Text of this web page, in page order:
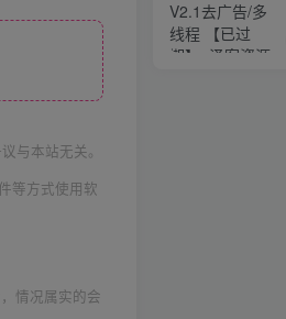
与本站无关。
等方式使用软
情况属实的会